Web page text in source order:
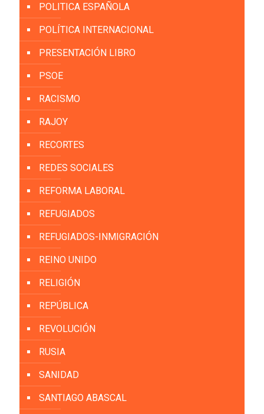
POLITICA ESPAÑOLA
POLÍTICA INTERNACIONAL
PRESENTACIÓN LIBRO
PSOE
RACISMO
RAJOY
RECORTES
REDES SOCIALES
REFORMA LABORAL
REFUGIADOS
REFUGIADOS-INMIGRACIÓN
REINO UNIDO
RELIGIÓN
REPÚBLICA
REVOLUCIÓN
RUSIA
SANIDAD
SANTIAGO ABASCAL